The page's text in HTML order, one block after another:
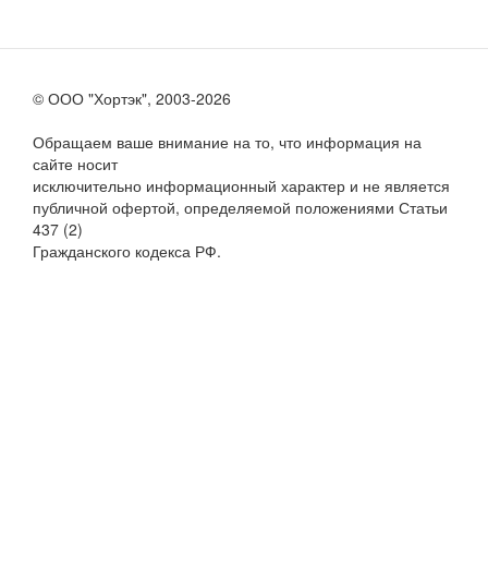
© ООО "Хортэк", 2003-2026
Обращаем ваше внимание на то, что информация на
сайте носит
исключительно информационный характер и не является
публичной офертой, определяемой положениями Статьи
437 (2)
Гражданского кодекса РФ.